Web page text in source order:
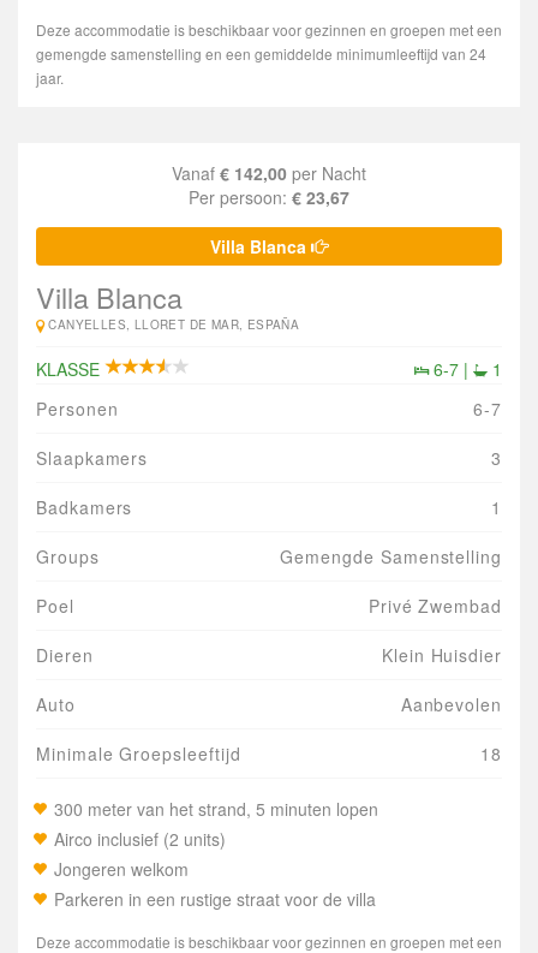
Deze accommodatie is beschikbaar voor gezinnen en groepen met een
gemengde samenstelling en een gemiddelde minimumleeftijd van 24
jaar.
Vanaf € 142,00 per Nacht
Per persoon: € 23,67
Villa Blanca
Villa Blanca
CANYELLES, LLORET DE MAR, ESPAÑA
KLASSE 6-7 |
1
Personen
6-7
Slaapkamers 3
Badkamers 1
Groups Gemengde Samenstelling
Poel Privé Zwembad
Dieren Klein Huisdier
Auto Aanbevolen
Minimale Groepsleeftijd 18
300 meter van het strand, 5 minuten lopen
Airco inclusief (2 units)
Jongeren welkom
Parkeren in een rustige straat voor de villa
Deze accommodatie is beschikbaar voor gezinnen en groepen met een